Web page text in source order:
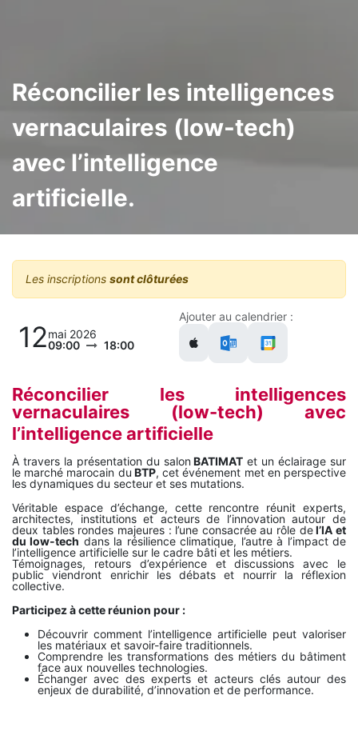
Réconcilier les intelligences
vernaculaires (low-tech)
avec l’intelligence
artificielle.
Les inscriptions sont clôturées
12mai 2026
09:00
18:00
Ajouter au calendrier :
Réconcilier les intelligences
vernaculaires (low-tech) avec
l’intelligence artificielle
À travers la présentation du salonBATIMAT et un éclairage sur
le marché marocain du BTP, cet événement met en perspective
les dynamiques du secteur et ses mutations.
Véritable espace d’échange, cette rencontre réunit experts,
architectes, institutions et acteurs de l’innovation autour de
deux tables rondes majeures : l’une consacrée au rôle del’IA et
du low-tech dans la résilience climatique, l’autre à l’impact de
l’intelligence artificielle sur le cadre bâti et les métiers.
Témoignages, retours d’expérience et discussions avec le
public viendront enrichir les débats et nourrir la réflexion
collective.
Participez à cette réunion pour :
Découvrir comment l’intelligence artificielle peut valoriser
les matériaux et savoir-faire traditionnels.
Comprendre les transformations des métiers du bâtiment
face aux nouvelles technologies.
Échanger avec des experts et acteurs clés autour des
enjeux de durabilité, d’innovation et de performance.